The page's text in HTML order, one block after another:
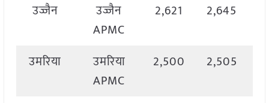
उज्जैन
उज्जैन
APMC
2,621 2,645
उमरिया
उमरिया
APMC
2,500 2,505